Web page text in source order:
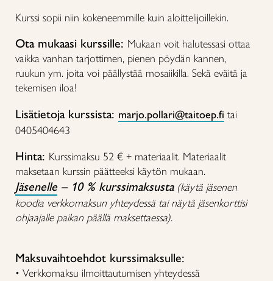
Kurssi sopii niin kokeneemmille kuin aloittelijoillekin.
Ota mukaasi kurssille: Mukaan voit halutessasi ottaa
vaikka vanhan tarjottimen, pienen pöydän kannen,
ruukun ym. joita voi päällystää mosaiikilla. Sekä eväitä ja
tekemisen iloa!
Lisätietoja kurssista: marjo.pollari@taitoep.fi tai
0405404643
Hinta: Kurssimaksu 52 € + materiaalit. Materiaalit
maksetaan kurssin päätteeksi käytön mukaan.
Jäsenelle– 10 % kurssimaksusta (käytä jäsenen
koodia verkkomaksun yhteydessä tai näytä jäsenkorttisi
ohjaajalle paikan päällä maksettaessa).
Maksuvaihtoehdot kurssimaksulle:
• Verkkomaksu ilmoittautumisen yhteydessä